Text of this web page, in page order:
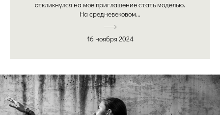
откликнулся на мое приглашение стать моделью.
На средневековом...
16 ноября 2024